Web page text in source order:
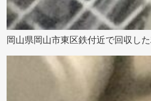
岡山県岡山市東区鉄付近で回収し